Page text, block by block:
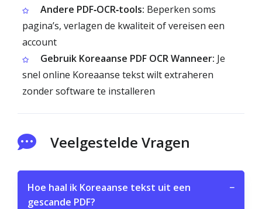
Andere PDF‑OCR‑tools: Beperken soms
pagina’s, verlagen de kwaliteit of vereisen een
account
Gebruik Koreaanse PDF OCR Wanneer: Je
snel online Koreaanse tekst wilt extraheren
zonder software te installeren
Veelgestelde Vragen
Hoe haal ik Koreaanse tekst uit een
gescande PDF?
−